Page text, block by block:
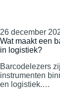
26 december
Wat maakt een
in logistiek?
Barcodelezers
instrumenten
en logistiek.…